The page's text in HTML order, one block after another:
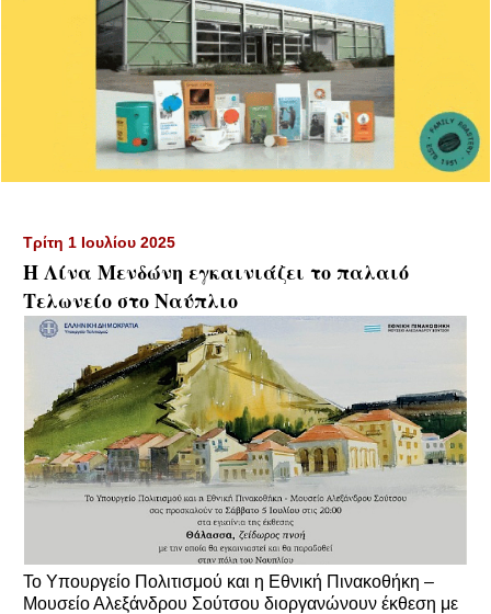
Τρίτη 1 Ιουλίου 2025
Η Λίνα Μενδώνη εγκαινιάζει το παλαιό
Τελωνείο στο Ναύπλιο
Το Υπουργείο Πολιτισμού και η Εθνική Πινακοθήκη –
Μουσείο Αλεξάνδρου Σούτσου διοργανώνουν έκθεση με